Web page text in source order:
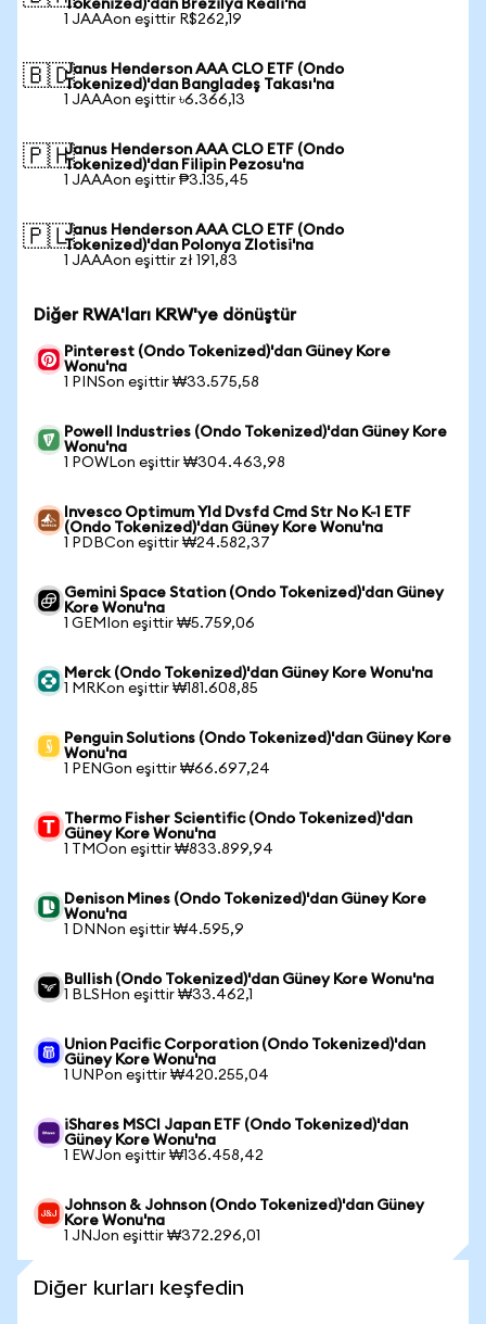
Tokenized)'dan Brezilya Reali'na
1 JAAAon eşittir R$262,19
🇧🇩Janus Henderson AAA CLO ETF (Ondo
Tokenized)'dan Bangladeş Takası'na
1 JAAAon eşittir ৳6.366,13
🇵🇭Janus Henderson AAA CLO ETF (Ondo
Tokenized)'dan Filipin Pezosu'na
1 JAAAon eşittir ₱3.135,45
🇵🇱Janus Henderson AAA CLO ETF (Ondo
Tokenized)'dan Polonya Zlotisi'na
1 JAAAon eşittir zł 191,83
Diğer RWA'ları KRW'ye dönüştür
Pinterest (Ondo Tokenized)'dan Güney Kore
Wonu'na
1 PINSon eşittir ₩33.575,58
Powell Industries (Ondo Tokenized)'dan Güney Kore
Wonu'na
1 POWLon eşittir ₩304.463,98
Invesco Optimum Yld Dvsfd Cmd Str No K-1 ETF
(Ondo Tokenized)'dan Güney Kore Wonu'na
1 PDBCon eşittir ₩24.582,37
Gemini Space Station (Ondo Tokenized)'dan Güney
Kore Wonu'na
1 GEMIon eşittir ₩5.759,06
Merck (Ondo Tokenized)'dan Güney Kore Wonu'na
1 MRKon eşittir ₩181.608,85
Penguin Solutions (Ondo Tokenized)'dan Güney Kore
Wonu'na
1 PENGon eşittir ₩66.697,24
Thermo Fisher Scientific (Ondo Tokenized)'dan
Güney Kore Wonu'na
1 TMOon eşittir ₩833.899,94
Denison Mines (Ondo Tokenized)'dan Güney Kore
Wonu'na
1 DNNon eşittir ₩4.595,9
Bullish (Ondo Tokenized)'dan Güney Kore Wonu'na
1 BLSHon eşittir ₩33.462,1
Union Pacific Corporation (Ondo Tokenized)'dan
Güney Kore Wonu'na
1 UNPon eşittir ₩420.255,04
iShares MSCI Japan ETF (Ondo Tokenized)'dan
Güney Kore Wonu'na
1 EWJon eşittir ₩136.458,42
Johnson & Johnson (Ondo Tokenized)'dan Güney
Kore Wonu'na
1 JNJon eşittir ₩372.296,01
Diğer kurları keşfedin